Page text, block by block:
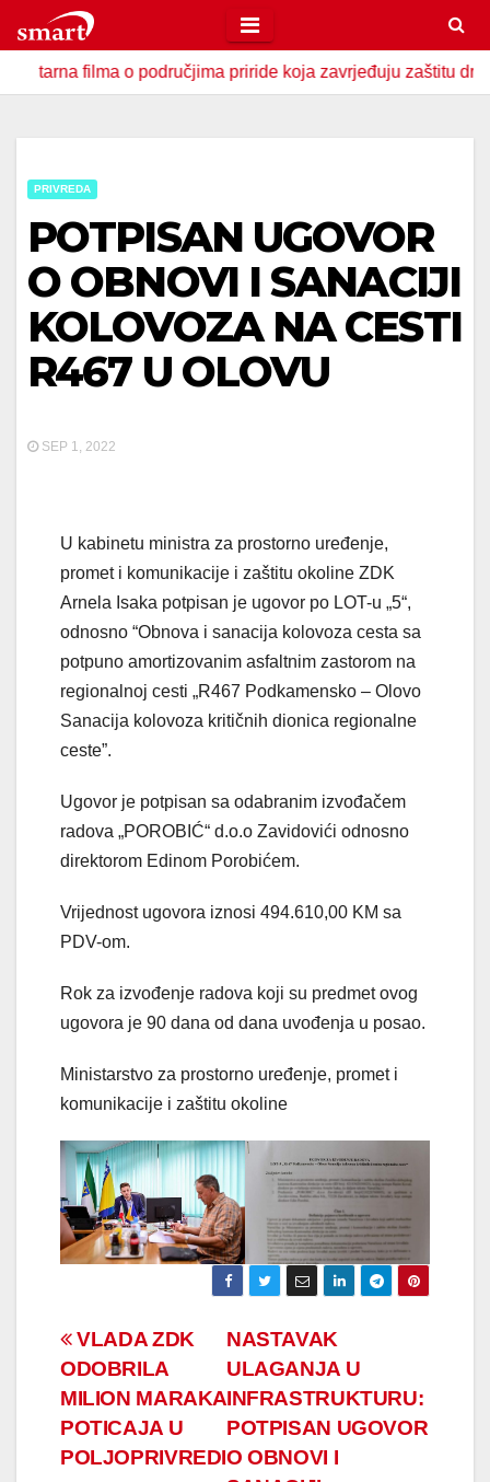
to
content
filma o područjima priride koja zavrjeđuju zaštitu države
PRIVREDA
POTPISAN UGOVOR
O OBNOVI I SANACIJI
KOLOVOZA NA CESTI
R467 U OLOVU
SEP 1, 2022
U kabinetu ministra za prostorno uređenje,
promet i komunikacije i zaštitu okoline ZDK
Arnela Isaka potpisan je ugovor po LOT-u „5“,
odnosno “Obnova i sanacija kolovoza cesta sa
potpuno amortizovanim asfaltnim zastorom na
regionalnoj cesti „R467 Podkamensko – Olovo
Sanacija kolovoza kritičnih dionica regionalne
ceste”.
Ugovor je potpisan sa odabranim izvođačem
radova „POROBIĆ“ d.o.o Zavidovići odnosno
direktorom Edinom Porobićem.
Vrijednost ugovora iznosi 494.610,00 KM sa
PDV-om.
Rok za izvođenje radova koji su predmet ovog
ugovora je 90 dana od dana uvođenja u posao.
Ministarstvo za prostorno uređenje, promet i
komunikacije i zaštitu okoline
Navigacija
članaka
NASTAVAK
ULAGANJA U
INFRASTRUKTURU:
POTPISAN UGOVOR
O OBNOVI I
VLADA ZDK
ODOBRILA
MILION MARAKA
POTICAJA U
POLJOPRIVREDI